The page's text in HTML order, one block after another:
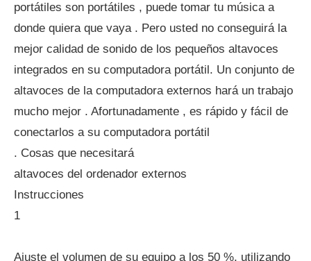
portátiles son portátiles , puede tomar tu música a
donde quiera que vaya . Pero usted no conseguirá la
mejor calidad de sonido de los pequeños altavoces
integrados en su computadora portátil. Un conjunto de
altavoces de la computadora externos hará un trabajo
mucho mejor . Afortunadamente , es rápido y fácil de
conectarlos a su computadora portátil
. Cosas que necesitará
altavoces del ordenador externos
Instrucciones
1
Ajuste el volumen de su equipo a los 50 %, utilizando